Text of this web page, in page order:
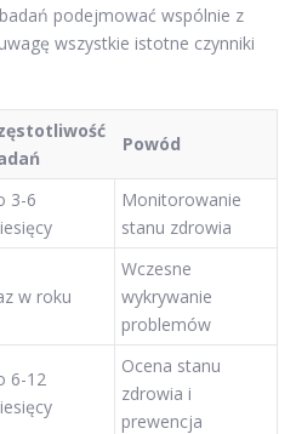
podejmować wspólnie z
wszystkie istotne czynniki
Powód
3-6
Monitorowanie
stanu zdrowia
w roku
Wczesne
wykrywanie
problemów
6-12
Ocena stanu
zdrowia i
prewencja